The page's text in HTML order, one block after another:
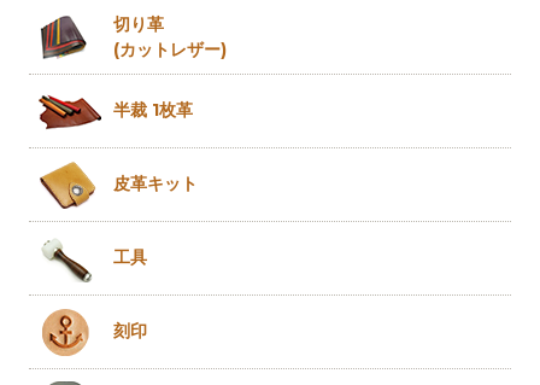
切り革
(カットレザー)
半裁 1枚革
皮革キット
工具
刻印